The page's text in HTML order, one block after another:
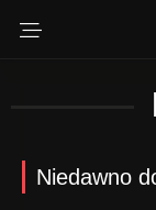
Niedawno